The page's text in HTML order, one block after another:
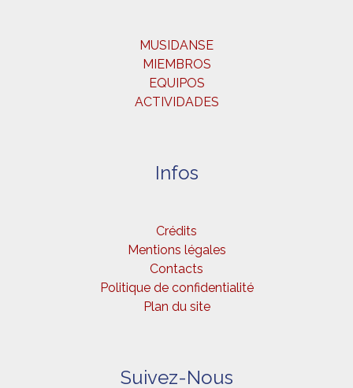
MUSIDANSE
MIEMBROS
EQUIPOS
ACTIVIDADES
Infos
Crédits
Mentions légales
Contacts
Politique de confidentialité
Plan du site
Suivez-Nous